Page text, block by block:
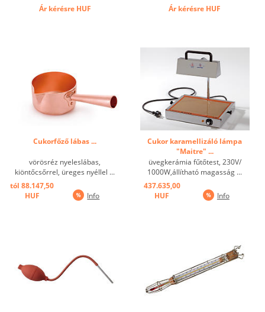
Ár kérésreHUF Ár kérésre HUF
Cukorfőző lábas ...
vörösréz nyeleslábas,
kiöntőcsőrrel, üreges nyéllel ...
tól 88.147,50
HUF
Info
Cukor karamellizáló lámpa
"Maitre" ...
üvegkerámia fűtőtest, 230V/
1000W,állítható magasság ...
437.635,00
HUF
Info